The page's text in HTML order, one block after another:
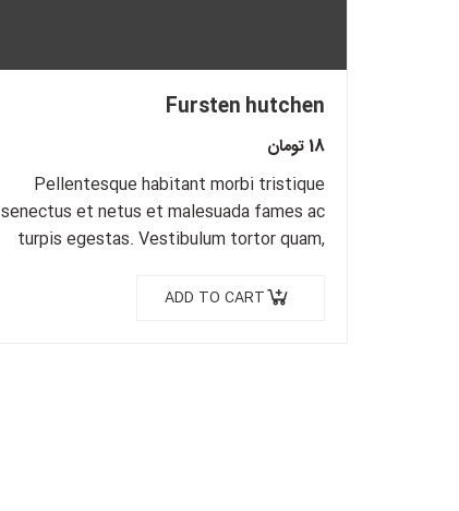
Fursten hutchen
18تومان
Pellentesque habitant morbi tristique
senectus et netus et malesuada fames ac
turpis egestas. Vestibulum tortor quam,
amet, ante. Donec eu libero sit amet…
ADD TO CART